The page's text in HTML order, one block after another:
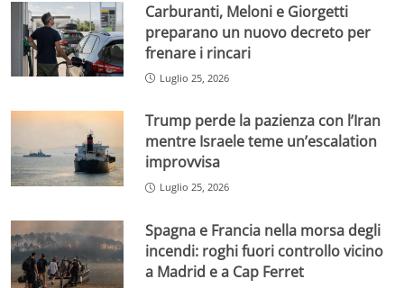
Carburanti, Meloni e Giorgetti
preparano un nuovo decreto per
frenare i rincari
Luglio 25, 2026
Trump perde la pazienza con l’Iran
mentre Israele teme un’escalation
improvvisa
Luglio 25, 2026
Spagna e Francia nella morsa degli
incendi: roghi fuori controllo vicino
a Madrid e a Cap Ferret